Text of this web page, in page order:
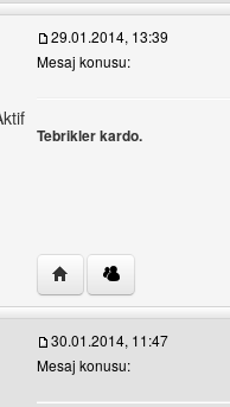
profilini görüntüle
29.01.2014, 13:39
Mesaj konusu:
Tebrikler kardo.
Yazarın web sitesini
30.01.2014, 11:47
Mesaj konusu: